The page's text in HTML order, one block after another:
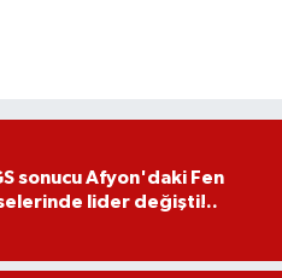
sonucu Afyon'daki Fen
lider değişti!..